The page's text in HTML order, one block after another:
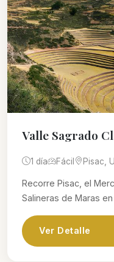
Valle Sagrado
1 día Fácil Pisac,
Recorre Pisac, el
Salineras de Maras en
Ver Detalle